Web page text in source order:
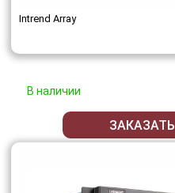
Intrend Array
В наличии
ЗАКАЗАТЬ